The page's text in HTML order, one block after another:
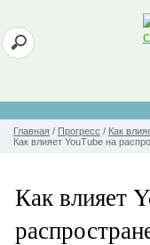
Главная / Прогресс / Как
Как влияет YouTube на
Как влияет